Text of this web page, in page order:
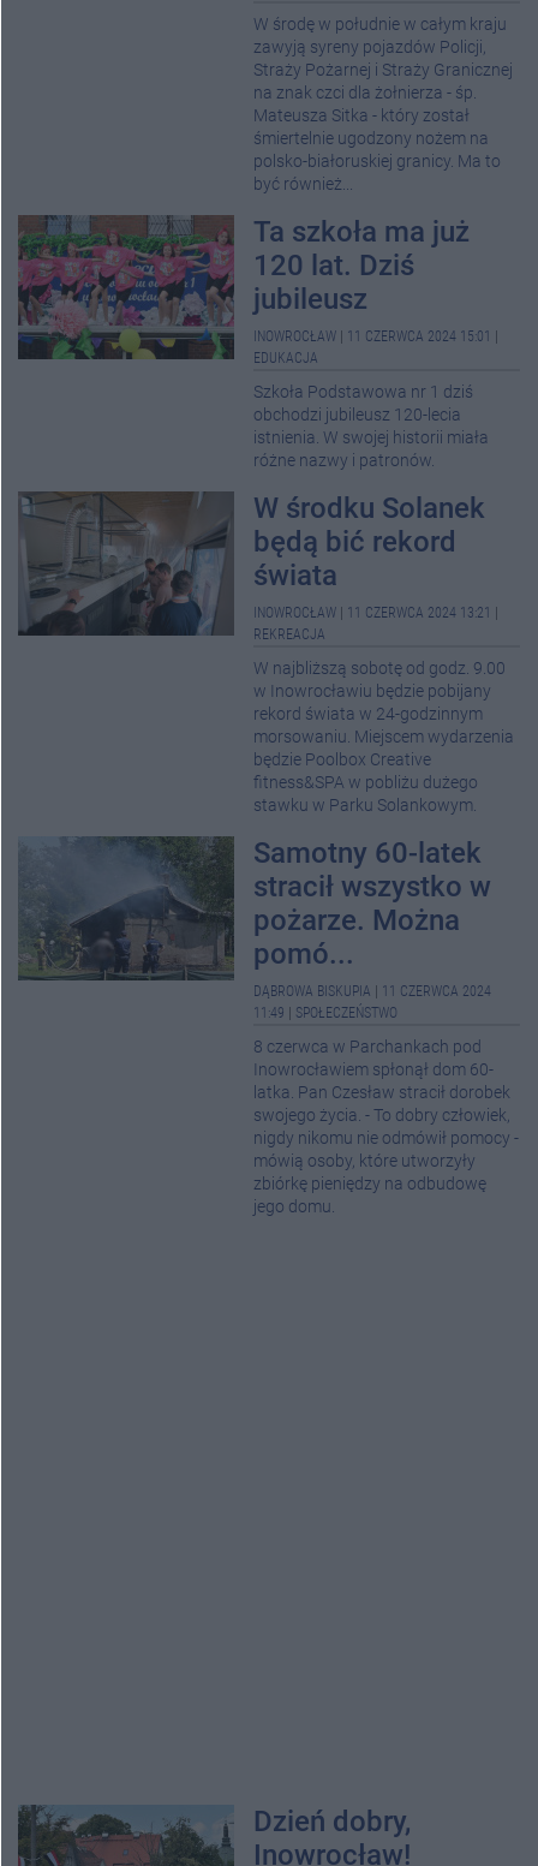
W środę w południe w całym kraju
zawyją syreny pojazdów Policji,
Straży Pożarnej i Straży Granicznej
na znak czci dla żołnierza - śp.
Mateusza Sitka - który został
śmiertelnie ugodzony nożem na
polsko-białoruskiej granicy. Ma to
być również...
Ta szkoła ma już
120 lat. Dziś
jubileusz
INOWROCŁAW 11 CZERWCA 2024 15:01
EDUKACJA
Szkoła Podstawowa nr 1 dziś
obchodzi jubileusz 120-lecia
istnienia. W swojej historii miała
różne nazwy i patronów.
W środku Solanek
będą bić rekord
świata
INOWROCŁAW 11 CZERWCA 2024 13:21
REKREACJA
W najbliższą sobotę od godz. 9.00
w Inowrocławiu będzie pobijany
rekord świata w 24-godzinnym
morsowaniu. Miejscem wydarzenia
będzie Poolbox Creative
fitness&SPA w pobliżu dużego
stawku w Parku Solankowym.
Samotny 60-latek
stracił wszystko w
pożarze. Można
pomó...
DĄBROWA BISKUPIA
11 CZERWCA 2024
11:49
SPOŁECZEŃSTWO
8 czerwca w Parchankach pod
Inowrocławiem spłonął dom 60-
latka. Pan Czesław stracił dorobek
swojego życia. - To dobry człowiek,
nigdy nikomu nie odmówił pomocy -
mówią osoby, które utworzyły
zbiórkę pieniędzy na odbudowę
jego domu.
Dzień dobry,
Inowrocław!